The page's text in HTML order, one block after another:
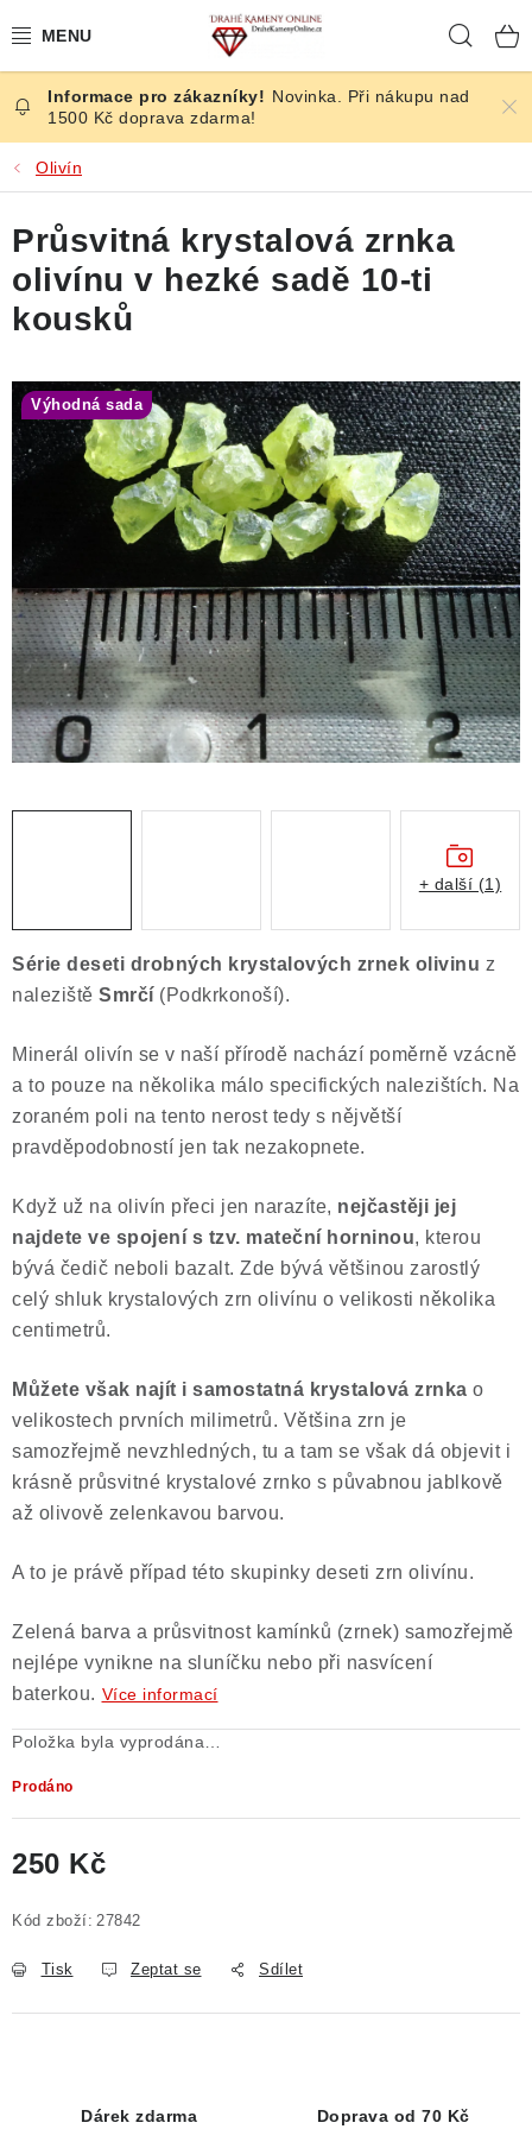
na
ČESKÉ KAMENY
ŠPERKY
KAMENY ZE SVĚTA
BROUŠENÉ
ÚČINKY
KRYSTALY
NALEZIŠTĚ
NÁŠ PŘÍBĚH
VIDEOGALERIE
Výkup minerálů a drahých kamenů
Formulář pro odstoupení od smlouvy
Poučení o právu na odstoupení od smlouvy
Novinka. Při nákupu nad
1500 Kč doprava zdarma!
Olivín
Série deseti drobných krystalových zrnek olivinu z
naleziště Smrčí (Podkrkonoší).
Minerál olivín se v naší přírodě nachází poměrně vzácně
a to pouze na několika málo specifických nalezištích. Na
zoraném poli na tento nerost tedy s nějvětší
pravděpodobností jen tak nezakopnete.
Když už na olivín přeci jen narazíte, nejčastěji jej
najdete ve spojení s tzv. mateční horninou, kterou
bývá čedič neboli bazalt. Zde bývá většinou zarostlý
celý shluk krystalových zrn olivínu o velikosti několika
centimetrů.
Můžete však najít i samostatná krystalová zrnka o
velikostech prvních milimetrů. Většina zrn je
samozřejmě nevzhledných, tu a tam se však dá objevit i
krásně průsvitné krystalové zrnko s půvabnou jablkově
až olivově zelenkavou barvou.
A to je právě případ této skupinky deseti zrn olivínu.
Zelená barva a průsvitnost kamínků (zrnek) samozřejmě
nejlépe vynikne na sluníčku nebo při nasvícení
baterkou. Více informací
Položka byla vyprodána…
Prodáno
250 Kč
Kód zboží: 27842
Tisk Zeptat se Sdílet
Průsvitná krystalová zrnka
olivínu v hezké sadě 10-ti
kousků
Výhodná sada
+ další (1)
Dárek zdarma Doprava od 70 Kč